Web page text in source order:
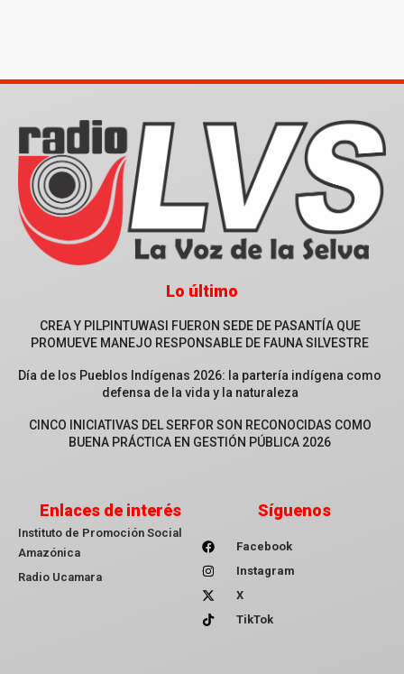
Lo último
CREA Y PILPINTUWASI FUERON SEDE DE PASANTÍA QUE
PROMUEVE MANEJO RESPONSABLE DE FAUNA SILVESTRE
Día de los Pueblos Indígenas 2026: la partería indígena como
defensa de la vida y la naturaleza
CINCO INICIATIVAS DEL SERFOR SON RECONOCIDAS COMO
BUENA PRÁCTICA EN GESTIÓN PÚBLICA 2026
Enlaces de interés
Instituto de Promoción Social
Amazónica
Radio Ucamara
Síguenos
Facebook
Instagram
X
TikTok